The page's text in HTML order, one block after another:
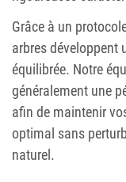
Grâce à un
arbres développent
équilibrée. Notre
généralement une
afin de maintenir
optimal sans
naturel.